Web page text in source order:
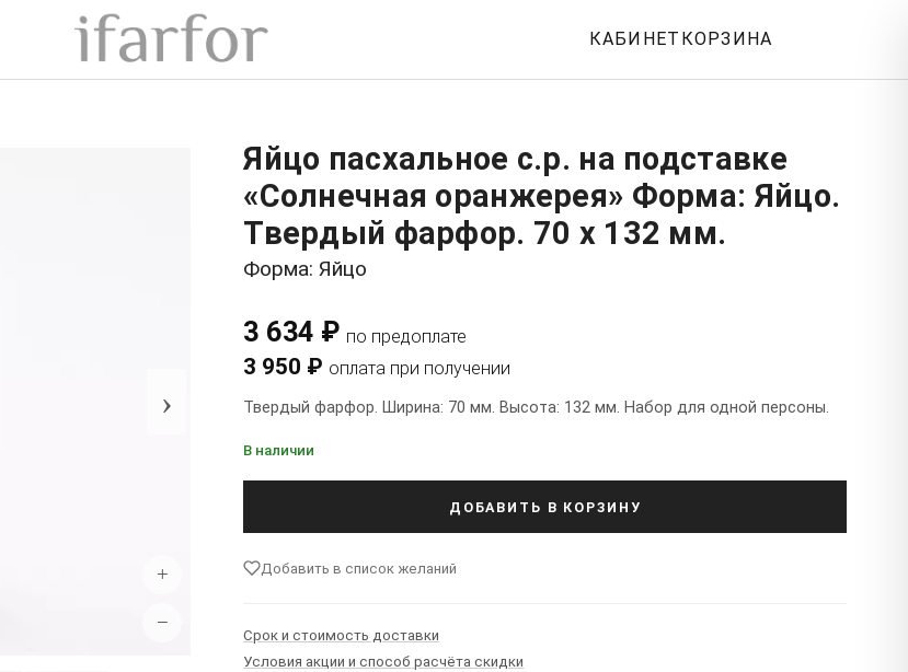
КАБИНЕТ КОРЗИНА
›
+
−
Яйцо пасхальное с.р. на подставке
«Солнечная оранжерея» Форма: Яйцо.
Твердый фарфор. 70 x 132 мм.
Форма: Яйцо
3 634 ₽ по предоплате
3 950 ₽ оплата при получении
Твердый фарфор. Ширина: 70 мм. Высота: 132 мм. Набор для одной персоны.
В наличии
ДОБАВИТЬ В КОРЗИНУ
Добавить в список желаний
Срок и стоимость доставки
Условия акции и способ расчёта скидки